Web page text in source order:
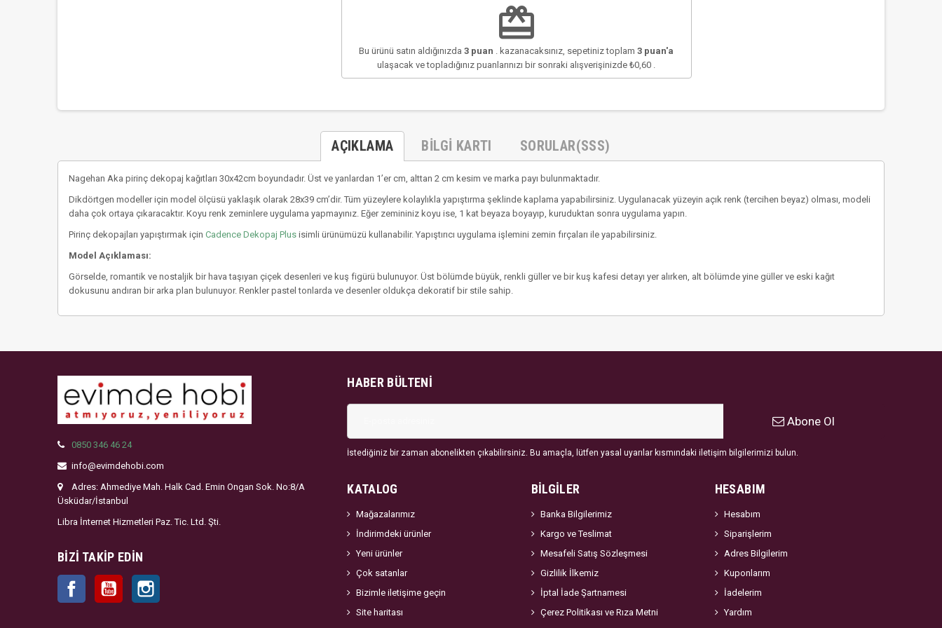
redeem
Bu ürünü satın aldığınızda3 puan . kazanacaksınız, sepetiniz toplam3 puan'a
ulaşacak ve topladığınız puanlarınızı bir sonraki alışverişinizde₺0,60
AÇIKLAMA BILGI KARTI SORULAR(SSS)
Nagehan Aka pirinç dekopaj kağıtları 30x42cm boyundadır. Üst ve yanlardan 1’er cm, alttan 2 cm kesim ve marka payı bulunmaktadır.
Dikdörtgen modeller için model ölçüsü yaklaşık olarak 28x39 cm’dir. Tüm yüzeylere kolaylıkla yapıştırma şeklinde kaplama yapabilirsiniz. Uygulanacak yüzeyin açık renk (tercihen beyaz) olması, modeli
daha çok ortaya çıkaracaktır. Koyu renk zeminlere uygulama yapmayınız. Eğer zemininiz koyu ise, 1 kat beyaza boyayıp, kuruduktan sonra uygulama yapın.
Pirinç dekopajları yapıştırmak için Cadence Dekopaj Plus isimli ürünümüzü kullanabilir. Yapıştırıcı uygulama işlemini zemin fırçaları ile yapabilirsiniz.
Model Açıklaması:
Görselde, romantik ve nostaljik bir hava taşıyan çiçek desenleri ve kuş figürü bulunuyor. Üst bölümde büyük, renkli güller ve bir kuş kafesi detayı yer alırken, alt bölümde yine güller ve eski kağıt
dokusunu andıran bir arka plan bulunuyor. Renkler pastel tonlarda ve desenler oldukça dekoratif bir stile sahip.
0850 346 46 24
info@evimdehobi.com
Adres: Ahmediye Mah. Halk Cad. Emin Ongan Sok. No:8/A
Üsküdar/İstanbul
Libra İnternet Hizmetleri Paz. Tic. Ltd. Şti.
BIZI TAKIP EDIN
Facebook YouTube
HABER BÜLTENI
Abone Ol
İstediğiniz bir zaman abonelikten çıkabilirsiniz. Bu amaçla, lütfen yasal uyarılar kısmındaki iletişim bilgilerimizi bulun.
KATALOG
Mağazalarımız
İndirimdeki ürünler
Yeni ürünler
Çok satanlar
Bizimle iletişime geçin
Site haritası
BİLGİLER
Banka Bilgilerimiz
Kargo ve Teslimat
Mesafeli Satış Sözleşmesi
Gizlilik İlkemiz
İptal İade Şartnamesi
Çerez Politikası ve Rıza Metni
HESABIM
Hesabım
Siparişlerim
Adres Bilgilerim
Kuponlarım
İadelerim
Yardım